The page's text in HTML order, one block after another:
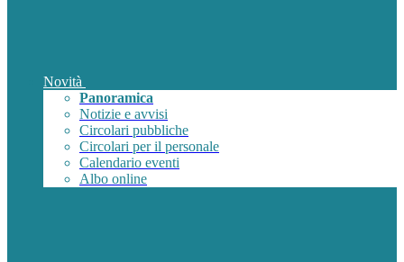
Novità
Panoramica
Notizie e avvisi
Circolari pubbliche
Circolari per il personale
Calendario eventi
Albo online